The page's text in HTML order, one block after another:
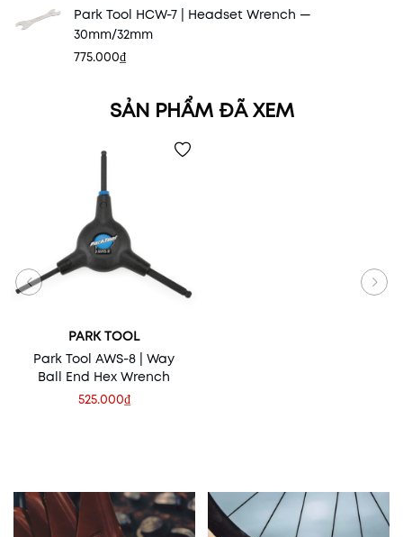
Park Tool HCW-7 | Headset Wrench —
30mm/32mm
775.000₫
SẢN PHẨM ĐÃ XEM
PARK TOOL
Park Tool AWS-8 | Way
Ball End Hex Wrench
525.000₫